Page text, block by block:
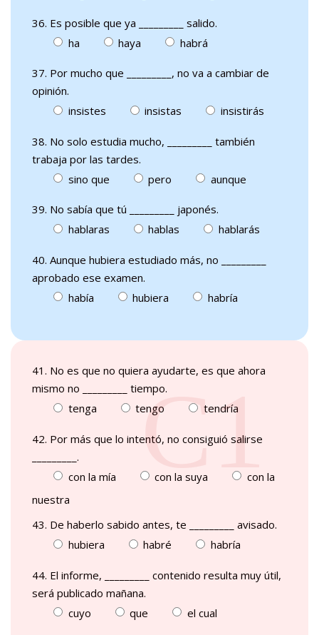
36. Es posible que ya _________ salido.
ha
haya habrá
37. Por mucho que _________, no va a cambiar de
opinión.
insistes
insistas insistirás
38. No solo estudia mucho, _________ también
trabaja por las tardes.
sino que
pero aunque
39. No sabía que tú _________ japonés.
hablaras
hablas hablarás
40. Aunque hubiera estudiado más, no _________
aprobado ese examen.
había
hubiera habría
41. No es que no quiera ayudarte, es que ahora
mismo no _________ tiempo.
tenga
tengo tendría
42. Por más que lo intentó, no consiguió salirse
_________.
con la mía
con la suya
con la
nuestra
43. De haberlo sabido antes, te _________ avisado.
hubiera
habré habría
44. El informe, _________ contenido resulta muy útil,
será publicado mañana.
cuyo
que el cual